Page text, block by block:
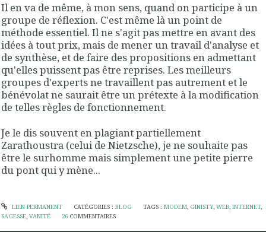
Il en va de même, à mon sens, quand on participe à un
groupe de réflexion. C'est même là un point de
méthode essentiel. Il ne s'agit pas mettre en avant des
idées à tout prix, mais de mener un travail d'analyse et
de synthèse, et de faire des propositions en admettant
qu'elles puissent pas être reprises. Les meilleurs
groupes d'experts ne travaillent pas autrement et le
bénévolat ne saurait être un prétexte à la modification
de telles règles de fonctionnement.
Je le dis souvent en plagiant partiellement
Zarathoustra (celui de Nietzsche), je ne souhaite pas
être le surhomme mais simplement une petite pierre
du pont qui y mène...
LIEN PERMANENT CATÉGORIES : BLOG TAGS :MODEM GINISTY,WEB ,INTERNET,
SAGESSE VANITÉ 26 COMMENTAIRES